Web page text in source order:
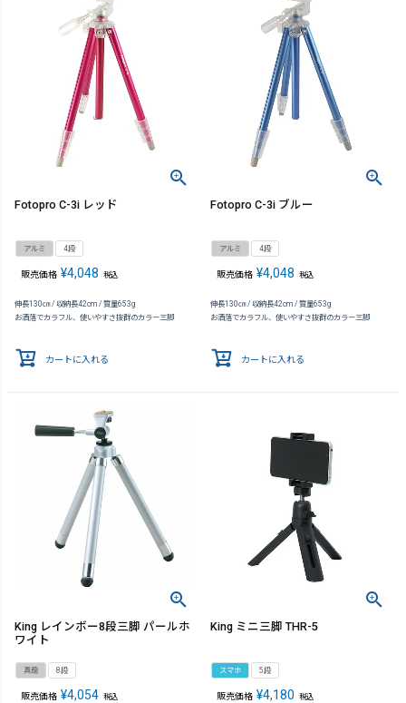
Fotopro C-3i レッド
アルミ 4段
販売価格 ¥4,048 税込
伸長130㎝ / 収納長42cm / 質量653g
お洒落でカラフル、使いやすさ抜群のカラー三脚
カートに入れる
Fotopro C-3i ブルー
アルミ 4段
販売価格 ¥4,048 税込
伸長130㎝ / 収納長42cm / 質量653g
お洒落でカラフル、使いやすさ抜群のカラー三脚
カートに入れる
King レインボー8段三脚 パールホ
ワイト
真鍮 8段
販売価格 ¥4,054 税込
King ミニ三脚 THR-5
スマホ 5段
販売価格 ¥4,180 税込